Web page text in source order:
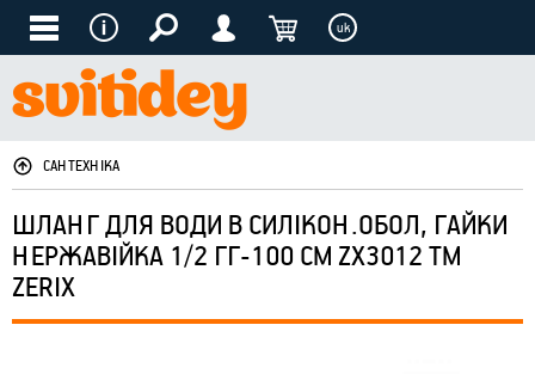
uk
САНТЕХНІКА
ШЛАНГ ДЛЯ ВОДИ В СИЛІКОН.ОБОЛ, ГАЙКИ
НЕРЖАВІЙКА 1/2 ГГ-100 СМ ZX3012 ТМ
ZERIX